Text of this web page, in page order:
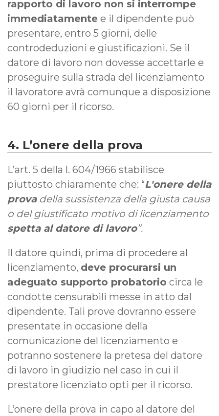
rapporto di lavoro non si interrompe
immediatamente e il dipendente può
presentare, entro 5 giorni, delle
controdeduzioni e giustificazioni. Se il
datore di lavoro non dovesse accettarle e
proseguire sulla strada del licenziamento
il lavoratore avrà comunque a disposizione
60 giorni per il ricorso.
4. L’onere della prova
L’art. 5 della l. 604/1966 stabilisce
piuttosto chiaramente che: “L'onere della
provadella sussistenza della giusta causa
o del giustificato motivo di licenziamento
spetta al datore di lavoro”.
Il datore quindi, prima di procedere al
licenziamento, deve procurarsi un
adeguato supporto probatorio circa le
condotte censurabili messe in atto dal
dipendente. Tali prove dovranno essere
presentate in occasione della
comunicazione del licenziamento e
potranno sostenere la pretesa del datore
di lavoro in giudizio nel caso in cui il
prestatore licenziato opti per il ricorso.
L’onere della prova in capo al datore del